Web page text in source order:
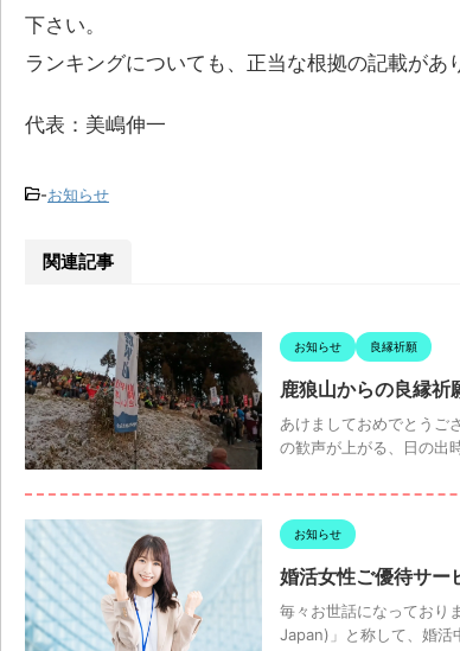
下さい。
ランキングについても、正当な根拠の記載があ
代表：美嶋伸一
-お知らせ
関連記事
お知らせ 良縁祈願
鹿狼山からの良縁祈
あけましておめでとうご
の歓声が上がる、日の
お知らせ
婚活女性ご優待サー
毎々お世話になっており
Japan)」と称して、婚活